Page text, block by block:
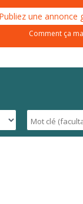
Publiez une annonce
Comment ça